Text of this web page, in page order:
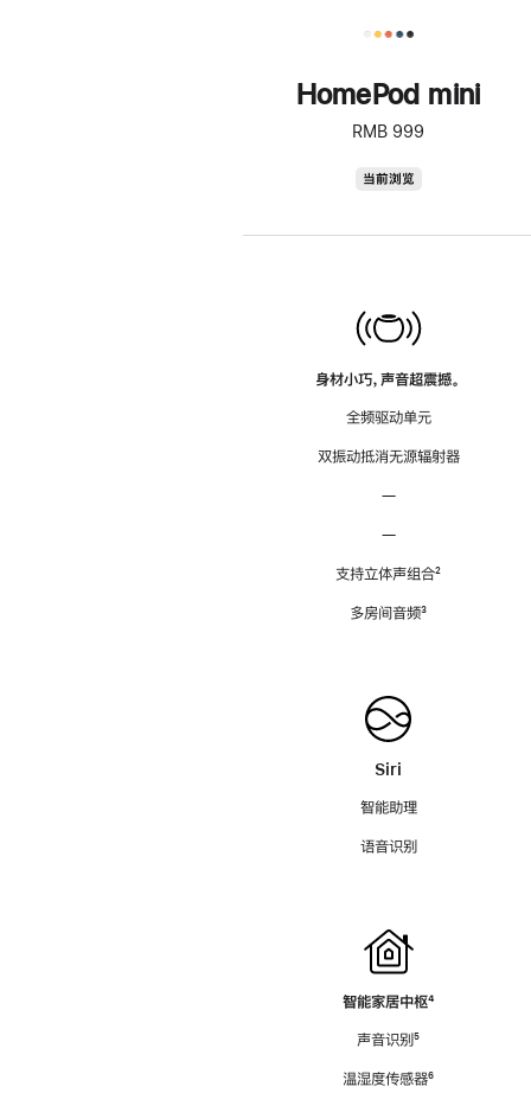
HomePod mini
RMB 999
当前浏览
身材小巧，声音超震撼。
全频驱动单元
双振动抵消无源辐射器
—
—
支持立体声组合脚
²
多房间音频脚
³
Siri
智能助理
语音识别
智能家居中枢脚
⁴
声音识别脚
⁵
温湿度传感器脚
⁶